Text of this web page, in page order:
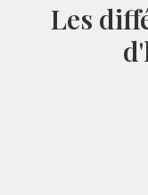
Les